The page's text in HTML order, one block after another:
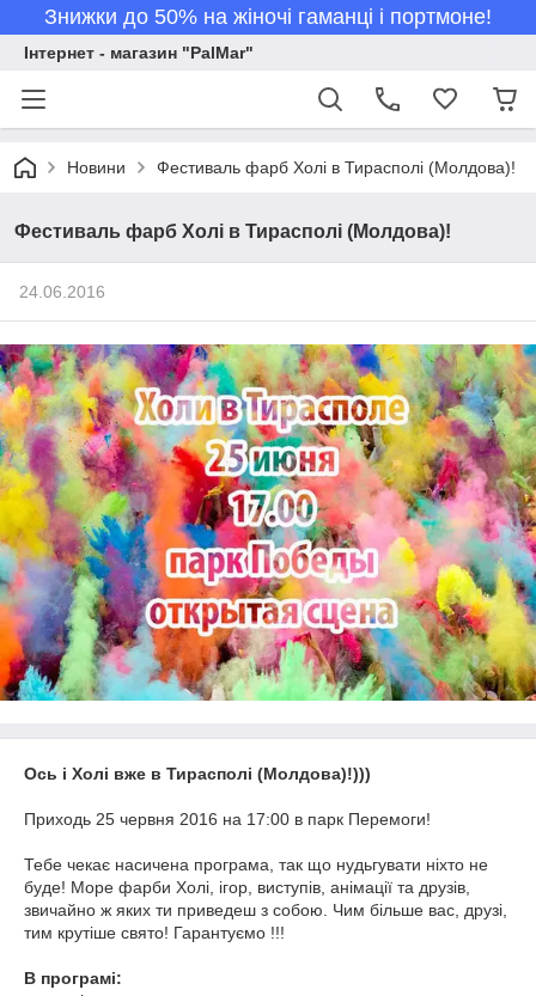
Знижки до 50% на жіночі гаманці і портмоне!
Інтернет - магазин "PalMar"
Новини Фестиваль фарб Холі в Тирасполі (Молдова)!
Фестиваль фарб Холі в Тирасполі (Молдова)!
24.06.2016
Ось і Холі вже в Тирасполі (Молдова)!)))
Приходь 25 червня 2016 на 17:00 в парк Перемоги!
Тебе чекає насичена програма, так що нудьгувати ніхто не
буде! Море фарби Холі, ігор, виступів, анімації та друзів,
звичайно ж яких ти приведеш з собою. Чим більше вас, друзі,
тим крутіше свято! Гарантуємо !!!
В програмі: